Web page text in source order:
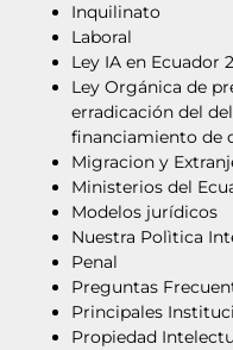
Inquilinato
Laboral
Ley IA en Ecuador
Ley Orgánica de
erradicación del
financiamiento de
Migracion y
Ministerios del
Modelos jurídicos
Nuestra Polìtica
Penal
Preguntas
Principales
Propiedad